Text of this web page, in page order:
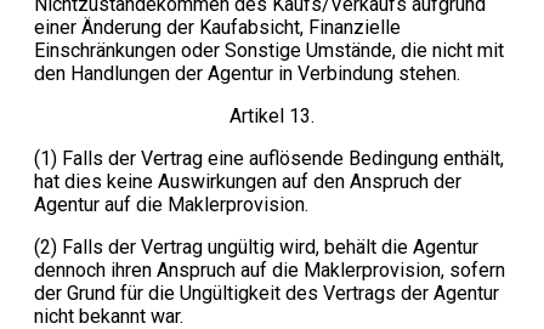
einer Änderung der Kaufabsicht, Finanzielle
Einschränkungen oder Sonstige Umstände, die nicht mit
den Handlungen der Agentur in Verbindung stehen.
Artikel 13.
(1) Falls der Vertrag eine auflösende Bedingung enthält,
hat dies keine Auswirkungen auf den Anspruch der
Agentur auf die Maklerprovision.
(2) Falls der Vertrag ungültig wird, behält die Agentur
dennoch ihren Anspruch auf die Maklerprovision, sofern
der Grund für die Ungültigkeit des Vertrags der Agentur
nicht bekannt war.